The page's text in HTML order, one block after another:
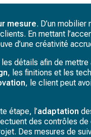
mesure. D’un
En mettant
d’une créativité
détails afin de
, les finitions et les
, le client peut
étape, l’adaptation
des contrôles de
Des mesures de